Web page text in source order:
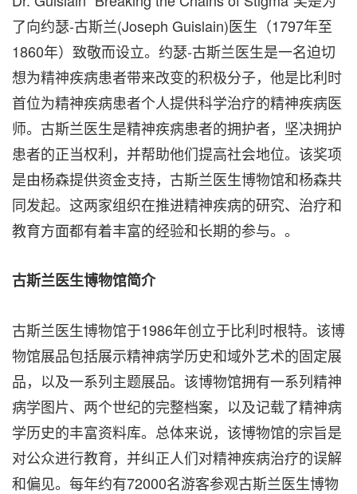
了向约瑟-古斯兰(Joseph Guislain)医生（1797年至
1860年）致敬而设立。约瑟-古斯兰医生是一名迫切
想为精神疾病患者带来改变的积极分子，他是比利时
首位为精神疾病患者个人提供科学治疗的精神疾病医
师。古斯兰医生是精神疾病患者的拥护者，坚决拥护
患者的正当权利，并帮助他们提高社会地位。该奖项
是由杨森提供资金支持，古斯兰医生博物馆和杨森共
同发起。这两家组织在推进精神疾病的研究、治疗和
教育方面都有着丰富的经验和长期的参与。。
古斯兰医生博物馆简介
古斯兰医生博物馆于1986年创立于比利时根特。该博
物馆展品包括展示精神病学历史和域外艺术的固定展
品，以及一系列主题展品。该博物馆拥有一系列精神
病学图片、两个世纪的完整档案，以及记载了精神病
学历史的丰富资料库。总体来说，该博物馆的宗旨是
对公众进行教育，并纠正人们对精神疾病治疗的误解
和偏见。每年约有72000名游客参观古斯兰医生博物